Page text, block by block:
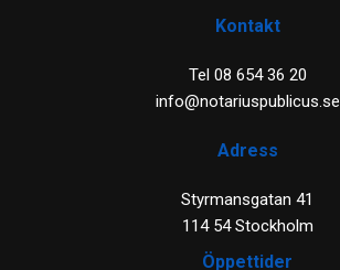
Kontakt
Tel 08 654 36 20
info@notariuspublicus.se
Adress
Styrmansgatan 41
114 54 Stockholm
Öppettider